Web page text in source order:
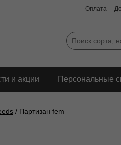
Оплата
и акции Персональные
/ Партизан fem